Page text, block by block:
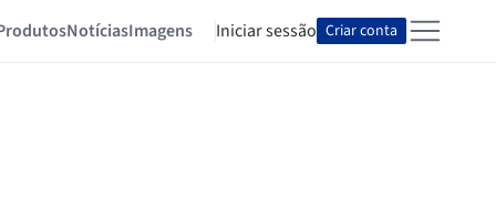
NotíciasImagens Iniciar sessão Criar conta